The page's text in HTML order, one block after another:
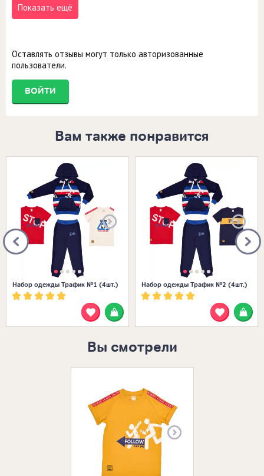
Показать ещё
Оставлять отзывы могут только авторизованные
пользователи.
ВОЙТИ
Вам также понравится
Размеры в наличии: Размеры в наличии:
Набор одежды Трафик №1 (4шт.) Набор одежды Трафик №2 (4шт.)
Вы смотрели